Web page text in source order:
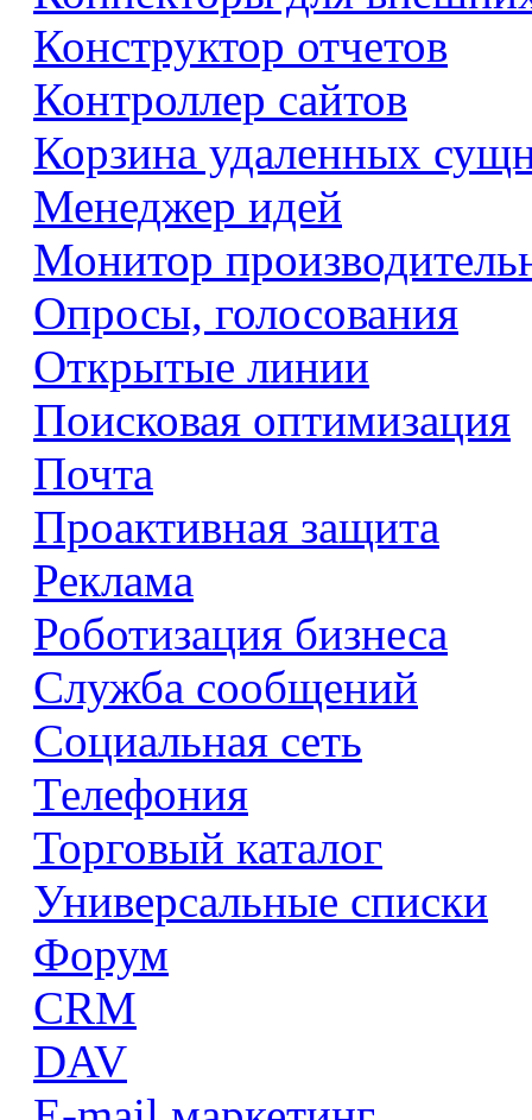
Конструктор отчетов
Контроллер сайтов
Корзина удаленных
Менеджер идей
Монитор
Опросы, голосования
Открытые линии
Поисковая оптимизация
Почта
Проактивная защита
Реклама
Роботизация бизнеса
Служба сообщений
Социальная сеть
Телефония
Торговый каталог
Универсальные списки
Форум
CRM
DAV